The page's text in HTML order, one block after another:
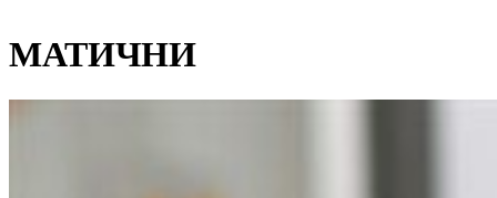
МАТИЧНИ